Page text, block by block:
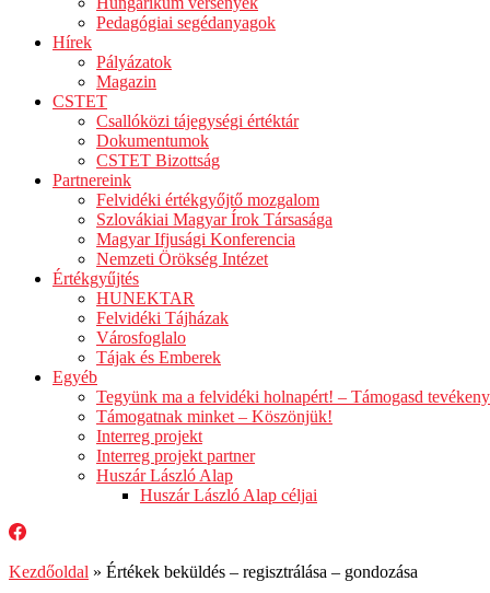
Pedagógiai segédanyagok
Hírek
Pályázatok
Magazin
CSTET
Csallóközi tájegységi értéktár
Dokumentumok
CSTET Bizottság
Partnereink
Felvidéki értékgyőjtő mozgalom
Szlovákiai Magyar Írok Társasága
Magyar Ifjusági Konferencia
Nemzeti Örökség Intézet
Értékgyűjtés
HUNEKTAR
Felvidéki Tájházak
Városfoglalo
Tájak és Emberek
Egyéb
Tegyünk ma a felvidéki holnapért! – Támogasd
Támogatnak minket – Köszönjük!
Interreg projekt
Interreg projekt partner
Huszár László Alap
Huszár László Alap céljai
Kezdőoldal » Értékek beküldés – regisztrálása – gondozása